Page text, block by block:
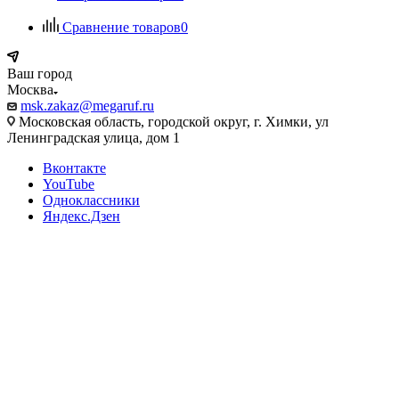
Сравнение товаров0
Ваш город
Москва
msk.zakaz@megaruf.ru
Московская область, городской округ, г. Химки, ул
Ленинградская улица, дом 1
Вконтакте
YouTube
Одноклассники
Яндекс.Дзен